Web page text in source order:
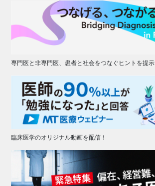
専門医と非専門医、患者と社会をつなぐヒントを提示
臨床医学のオリジナル動画を配信！